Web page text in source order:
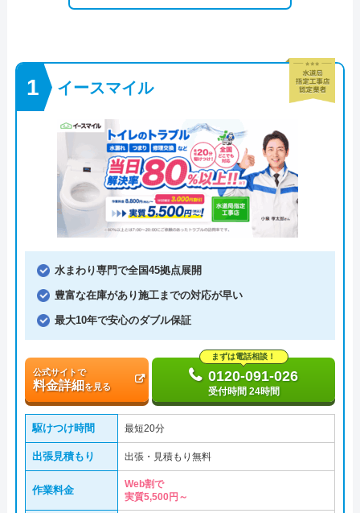
イースマイル
水まわり専門で全国45拠点展開
豊富な在庫があり施工までの対応が早い
最大10年で安心のダブル保証
公式サイトで
料金詳細を見る
まずは電話相談！
0120-091-026
受付時間 24時間
駆けつけ時間 最短20分
出張見積もり 出張・見積もり無料
作業料金
Web割で
実質5,500円～